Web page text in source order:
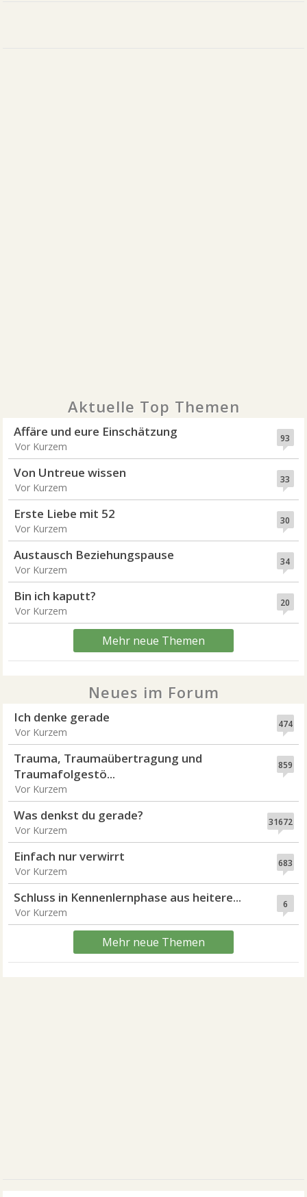
Aktuelle Top Themen
93
Affäre und eure Einschätzung
Vor Kurzem
33
Von Untreue wissen
Vor Kurzem
30
Erste Liebe mit 52
Vor Kurzem
34
Austausch Beziehungspause
Vor Kurzem
20
Bin ich kaputt?
Vor Kurzem
Mehr neue Themen
Neues im Forum
474
Ich denke gerade
Vor Kurzem
859
Trauma, Traumaübertragung und
Traumafolgestö...
Vor Kurzem
31672
Was denkst du gerade?
Vor Kurzem
683
Einfach nur verwirrt
Vor Kurzem
6
Schluss in Kennenlernphase aus heitere...
Vor Kurzem
Mehr neue Themen